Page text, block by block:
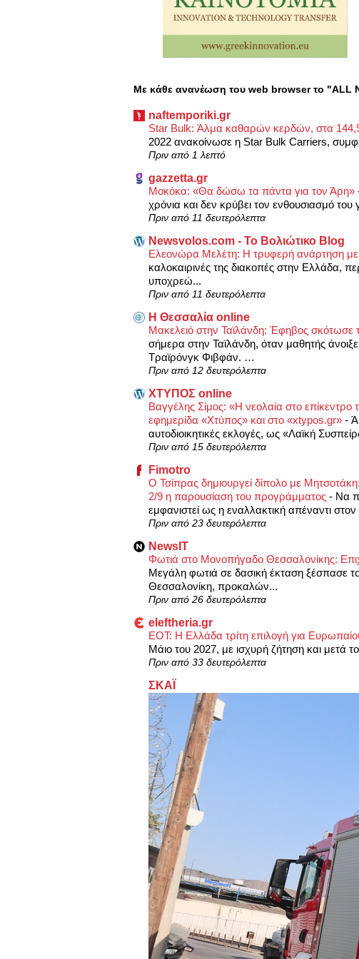
Με κάθε ανανέωση του web browser το "ALL
naftemporiki.gr
Star Bulk: Άλμα καθαρών κερδών, στα
2022 ανακοίνωσε η Star Bulk Carriers,
Πριν από 1 λεπτό
gazzetta.gr
Μοκόκα: «Θα δώσω τα πάντα για τον Άρη»
χρόνια και δεν κρύβει τον ενθουσιασμό
Πριν από 11 δευτερόλεπτα
Newsvolos.com - Το Βολιώτικο Blog
Ελεονώρα Μελέτη: Η τρυφερή ανάρτηση
καλοκαιρινές της διακοπές στην Ελλάδα,
υποχρεώ...
Πριν από 11 δευτερόλεπτα
Η Θεσσαλία online
Μακελειό στην Ταϊλάνδη: Έφηβος σκότωσε
σήμερα στην Ταϊλάνδη, όταν μαθητής
Τραϊρόνγκ Φιβφάν. …
Πριν από 12 δευτερόλεπτα
XΤΥΠΟΣ online
Βαγγέλης Σίμος: «Η νεολαία στο
εφημερίδα «Χτύπος» και στο «xtypos.gr» -
αυτοδιοικητικές εκλογές, ως «Λαϊκή
Πριν από 15 δευτερόλεπτα
Fimotro
Ο Τσίπρας δημιουργεί δίπολο με
2/9 η παρουσίαση του προγράμματος - Να
εμφανιστεί ως η εναλλακτική απέναντι
Πριν από 23 δευτερόλεπτα
NewsIT
Φωτιά στο Μονοπήγαδο Θεσσαλονίκης:
Μεγάλη φωτιά σε δασική έκταση ξέσπασε
Θεσσαλονίκη, προκαλών...
Πριν από 26 δευτερόλεπτα
eleftheria.gr
ΕΟΤ: Η Ελλάδα τρίτη επιλογή για
Μάιο του 2027, με ισχυρή ζήτηση και μετά
Πριν από 33 δευτερόλεπτα
ΣΚΑΪ